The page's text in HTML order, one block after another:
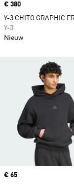
Price
€ 65
Price
€ 380
Y-3 CHITO GRAPHIC
Y-3
Nieuw